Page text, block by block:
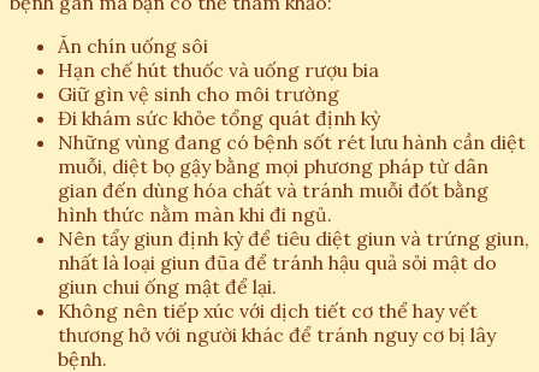
Ăn chín uống sôi
Hạn chế hút thuốc và uống rượu bia
Giữ gìn vệ sinh cho môi trường
Đi khám sức khỏe tổng quát định kỳ
Những vùng đang có bệnh sốt rét lưu hành cần diệt
muỗi, diệt bọ gậy bằng mọi phương pháp từ dân
gian đến dùng hóa chất và tránh muỗi đốt bằng
hình thức nằm màn khi đi ngủ.
Nên tẩy giun định kỳ để tiêu diệt giun và trứng giun,
nhất là loại giun đũa để tránh hậu quả sỏi mật do
giun chui ống mật để lại.
Không nên tiếp xúc với dịch tiết cơ thể hay vết
thương hở với người khác để tránh nguy cơ bị lây
bệnh.